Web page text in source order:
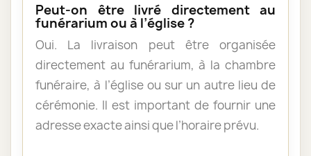
Peut-on être livré directement au
funérarium ou à l’église ?
Oui. La livraison peut être organisée
directement au funérarium, à la chambre
funéraire, à l’église ou sur un autre lieu de
cérémonie. Il est important de fournir une
adresse exacte ainsi que l’horaire prévu.